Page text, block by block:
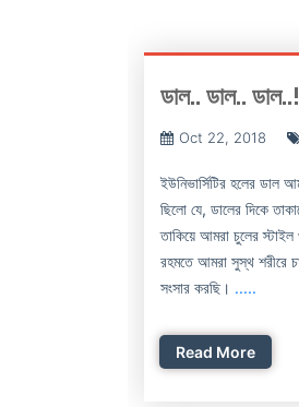
ডাল.. ডাল..
Oct 22, 2018
ইউনিভার্সিটির হলের ডাল
ছিলো যে, ডালের দিকে
তাকিয়ে আমরা চুলের
রহমতে আমরা সুস্থ শরীরে
সংসার করছি। .....
Read More